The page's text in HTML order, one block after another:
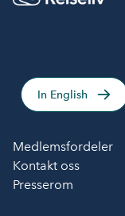
In English
Medlemsfordeler
Kontakt oss
Presserom